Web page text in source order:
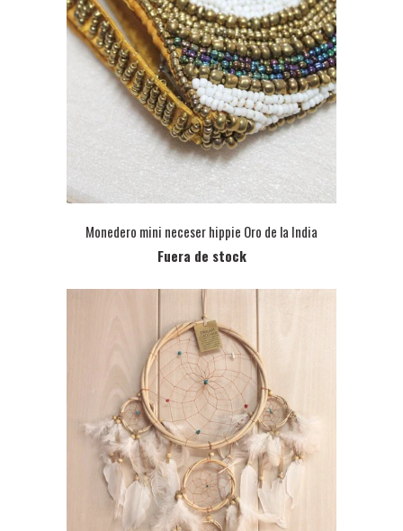
Monedero mini neceser hippie Oro de la India
Fuera de stock